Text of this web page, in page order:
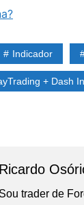
Indicador
+ Dash
Ricardo
Sou trader de